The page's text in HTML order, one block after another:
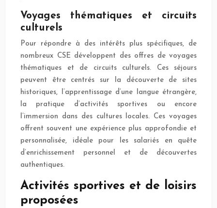
Voyages thématiques et circuits
culturels
Pour répondre à des intérêts plus spécifiques, de
nombreux CSE développent des offres de voyages
thématiques et de circuits culturels. Ces séjours
peuvent être centrés sur la découverte de sites
historiques, l’apprentissage d’une langue étrangère,
la pratique d’activités sportives ou encore
l’immersion dans des cultures locales. Ces voyages
offrent souvent une expérience plus approfondie et
personnalisée, idéale pour les salariés en quête
d’enrichissement personnel et de découvertes
authentiques.
Activités sportives et de loisirs
proposées